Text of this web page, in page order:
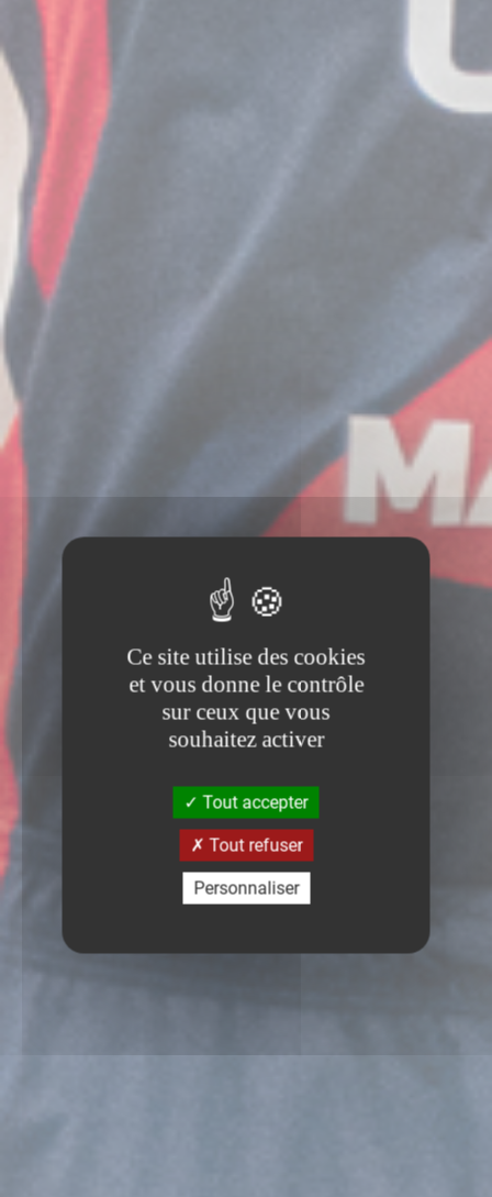
Ce site utilise des cookies
et vous donne le contrôle
sur ceux que vous
souhaitez activer
Tout accepter
Tout refuser
Personnaliser